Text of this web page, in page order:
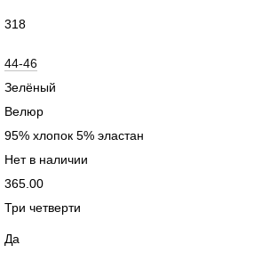
318
44-46
Зелёный
Велюр
95% хлопок 5% эластан
Нет в наличии
365.00
Три четверти
Да